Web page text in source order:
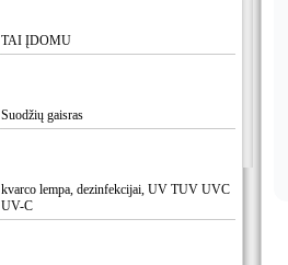
TAI ĮDOMU
Suodžių gaisras
kvarco lempa, dezinfekcijai, UV TUV UVC
UV-C